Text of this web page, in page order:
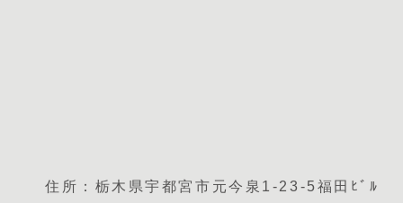
住所：栃木県宇都宮市元今泉1-23-5福田ﾋﾞﾙ